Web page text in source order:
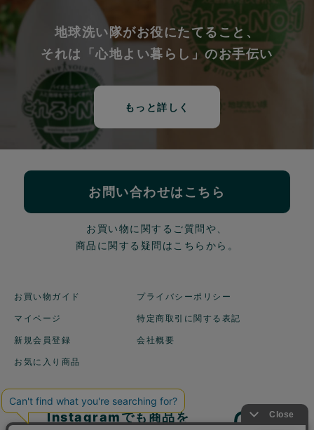
地球洗い隊がお役にたてること、
それは「心地よい暮らし」のお手伝い
もっと詳しく
お問い合わせはこちら
お買い物に関するご質問や、
商品に関する疑問はこちらから。
お買い物ガイド
マイページ
新規会員登録
お気に入り商品
プライバシーポリシー
特定商取引に関する表記
会社概要
Instagramでも商品を